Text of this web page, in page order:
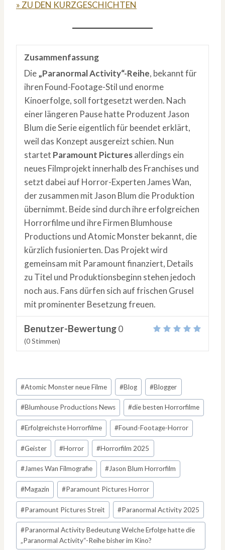
» ZU DEN KURZGESCHICHTEN
Zusammenfassung
Die„Paranormal Activity“-Reihe, bekannt für
ihren Found-Footage-Stil und enorme
Kinoerfolge, soll fortgesetzt werden. Nach
einer längeren Pause hatte Produzent Jason
Blum die Serie eigentlich für beendet erklärt,
weil das Konzept ausgereizt schien. Nun
startet Paramount Picturesallerdings ein
neues Filmprojekt innerhalb des Franchises und
setzt dabei auf Horror-Experten James Wan,
der zusammen mit Jason Blum die Produktion
übernimmt. Beide sind durch ihre erfolgreichen
Horrorfilme und ihre Firmen Blumhouse
Productions und Atomic Monster bekannt, die
kürzlich fusionierten. Das Projekt wird
gemeinsam mit Paramount finanziert, Details
zu Titel und Produktionsbeginn stehen jedoch
noch aus. Fans dürfen sich auf frischen Grusel
mit prominenter Besetzung freuen.
Benutzer-Bewertung0
(0Stimmen)
Schlagworte:
#Atomic Monster neue Filme #Blog #Blogger
#Blumhouse Productions News #die besten Horrorfilme
#Erfolgreichste Horrorfilme #Found-Footage-Horror
#Geister #Horror #Horrorfilm 2025
#James Wan Filmografie #Jason Blum Horrorfilm
#Magazin #Paramount Pictures Horror
#Paramount Pictures Streit #Paranormal Activity 2025
#Paranormal Activity Bedeutung Welche Erfolge hatte die
„Paranormal Activity“-Reihe bisher im Kino?